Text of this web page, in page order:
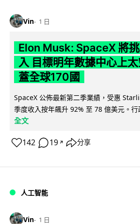
Vin 1 日
Elon Musk: SpaceX 將
入 目標明年數據中心上
蓋全球170國
SpaceX 公佈最新第二季業績，受惠
季度收入按年飆升 92% 至 78 億美元。
全文
142 19 ↗ 分享
人工智能
Vin 1 日